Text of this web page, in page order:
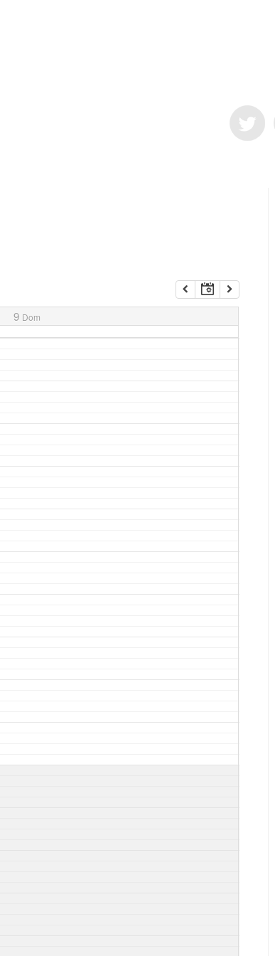
9 Dom